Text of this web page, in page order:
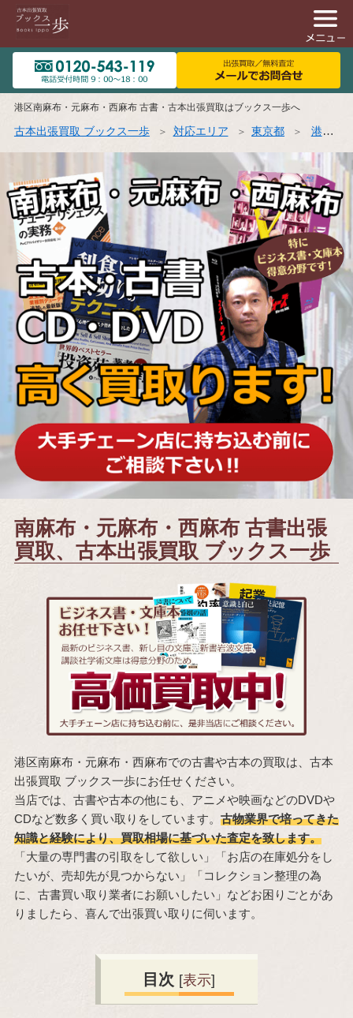
港区南麻布・元麻布・西麻布 古書・古本出張買取はブックス一歩へ
古本出張買取 ブックス一歩 対応エリア 東京都 港区
南麻布・元麻布・西麻布 古書出張
買取、古本出張買取 ブックス一歩
港区南麻布・元麻布・西麻布での古書や古本の買取は、古本
出張買取 ブックス一歩にお任せください。
当店では、古書や古本の他にも、アニメや映画などのDVDや
CDなど数多く買い取りをしています。 古物業界で培ってきた
知識と経験により、買取相場に基づいた査定を致します。
「大量の専門書の引取をして欲しい」「お店の在庫処分をし
たいが、売却先が見つからない」「コレクション整理の為
に、古書買い取り業者にお願いしたい」などお困りごとがあ
りましたら、喜んで出張買い取りに伺います。
目次 [表示]